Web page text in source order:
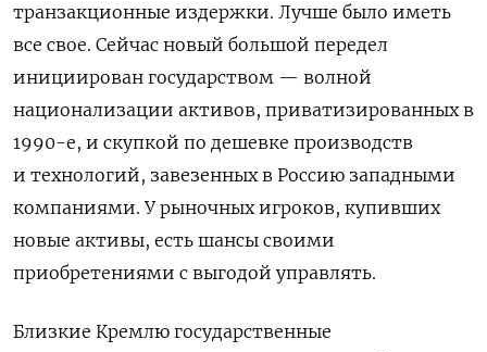
транзакционные издержки. Лучше было иметь
все свое. Сейчас новый большой передел
инициирован государством — волной
национализации активов, приватизированных в
1990-е, и скупкой по дешевке производств
и технологий, завезенных в Россию западными
компаниями. У рыночных игроков, купивших
новые активы, есть шансы своими
приобретениями с выгодой управлять.
Близкие Кремлю государственные